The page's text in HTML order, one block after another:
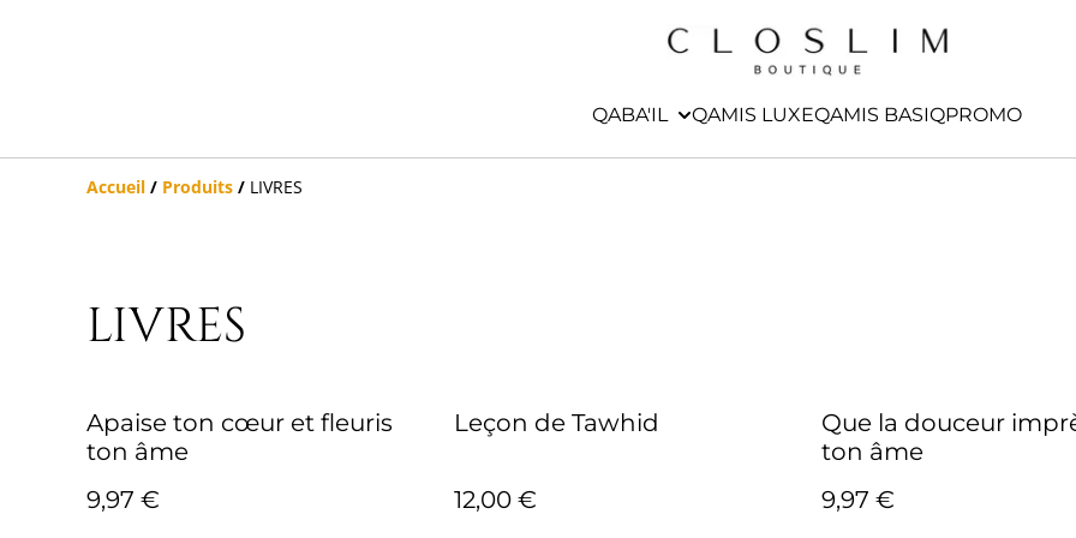
QABA'IL QAMIS LUXEQAMIS BASIQPROMO
Accueil / Produits / LIVRES
LIVRES
Apaise ton cœur et fleuris
ton âme
9,97 €
Leçon de Tawhid
12,00 €
Que la douceur
ton âme
9,97 €